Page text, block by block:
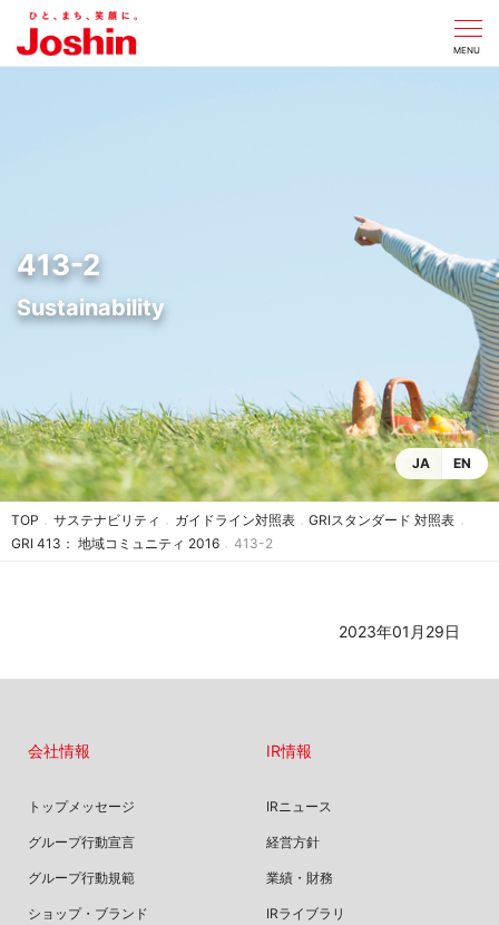
MENU
413-2
JA EN
TOP サステナビリティ ガイドライン対照表
GRIスタンダード 対照表
GRI 413： 地域コミュニティ 2016
413-2
2023年01月29日
会社情報
トップメッセージ
グループ行動宣言
グループ行動規範
ショップ・ブランド
IR情報
IRニュース
経営方針
業績・財務
IRライブラリ